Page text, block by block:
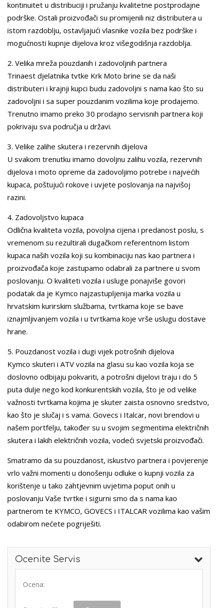
kontinuitet u distribuciji i pružanju kvalitetne postprodajne
podrške. Ostali proizvođači su promijenili niz distributera u
istom razdoblju, ostavljajući vlasnike vozila bez podrške i
mogućnosti kupnje dijelova kroz višegodišnja razdoblja.
2. Velika mreža pouzdanih i zadovoljnih partnera
Trinaest djelatnika tvtke Krk Moto brine se da naši
distributeri i krajnji kupci budu zadovoljni s nama kao što su
zadovoljni i sa super pouzdanim vozilima koje prodajemo.
Trenutno imamo preko 30 prodajno servisnih partnera koji
pokrivaju sva područja u državi.
3. Velike zalihe skutera i rezervnih dijelova
U svakom trenutku imamo dovoljnu zalihu vozila, rezervnih
dijelova i moto opreme da zadovoljimo potrebe i najvećih
kupaca, poštujući rokove i uvjete poslovanja na najvišoj
razini.
4. Zadovoljstvo kupaca
Odlična kvaliteta vozila, povoljna cijena i predanost poslu, s
vremenom su rezultirali dugačkom referentnom listom
kupaca naših vozila koji su kombinaciju nas kao partnera i
proizvođača koje zastupamo odabrali za partnere u svom
poslovanju. O kvaliteti vozila i usluge ponajviše govori
podatak da je Kymco najzastupljenija marka vozila u
hrvatskim kurirskim službama, tvrtkama koje se bave
iznajmljivanjem vozila i u tvrtkama koje vrše uslugu dostave
hrane.
5. Pouzdanost vozila i dugi vijek potrošnih dijelova
Kymco skuteri i ATV vozila na glasu su kao vozila koja se
doslovno odbijaju pokvariti, a potrošni dijelovi traju i do 5
puta dulje nego kod konkurentskih vozila, što je od velike
važnosti tvrtkama kojima je skuter zaista osnovno sredstvo,
kao što je slučaj i s vama. Govecs i Italcar, novi brendovi u
našem portfelju, također su u svojim segmentima električnih
skutera i lakih električnih vozila, vodeći svjetski proizvođači.
Smatramo da su pouzdanost, iskustvo partnera i povjerenje
vrlo važni momenti u donošenju odluke o kupnji vozila za
korištenje u tako zahtjevnim uvjetima poput onih u
poslovanju Vaše tvrtke i sigurni smo da s nama kao
partnerom te KYMCO, GOVECS i ITALCAR vozilima kao vašim
odabirom nećete pogriješiti.
Ocenite Servis
Ocena: